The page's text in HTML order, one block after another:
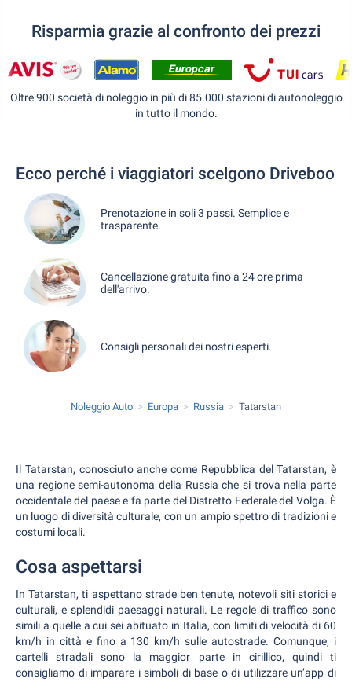
Risparmia grazie al confronto dei prezzi
Oltre 900 società di noleggio in più di 85.000 stazioni di autonoleggio
in tutto il mondo.
Ecco perché i viaggiatori scelgono Driveboo
Prenotazione in soli 3 passi. Semplice e
trasparente.
Cancellazione gratuita fino a 24 ore prima
dell'arrivo.
Consigli personali dei nostri esperti.
Noleggio Auto Europa Russia Tatarstan
Il Tatarstan, conosciuto anche come Repubblica del Tatarstan, è
una regione semi-autonoma della Russia che si trova nella parte
occidentale del paese e fa parte del Distretto Federale del Volga. È
un luogo di diversità culturale, con un ampio spettro di tradizioni e
costumi locali.
Cosa aspettarsi
In Tatarstan, ti aspettano strade ben tenute, notevoli siti storici e
culturali, e splendidi paesaggi naturali. Le regole di traffico sono
simili a quelle a cui sei abituato in Italia, con limiti di velocità di 60
km/h in città e fino a 130 km/h sulle autostrade. Comunque, i
cartelli stradali sono la maggior parte in cirillico, quindi ti
consigliamo di imparare i simboli di base o di utilizzare un’app di